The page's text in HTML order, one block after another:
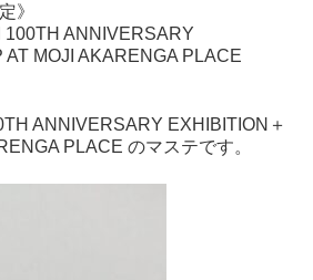
》
100TH ANNIVERSARY
AT MOJI AKARENGA PLACE
ANNIVERSARY EXHIBITION＋
PLACE のマステです。